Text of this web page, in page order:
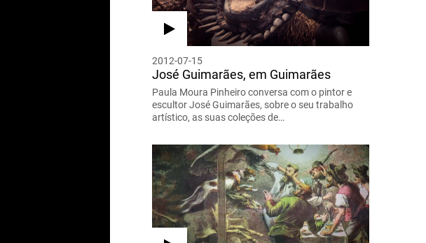
2012-07-15
José Guimarães, em Guimarães
Paula Moura Pinheiro conversa com o pintor e
escultor José Guimarães, sobre o seu trabalho
artístico, as suas coleções de…